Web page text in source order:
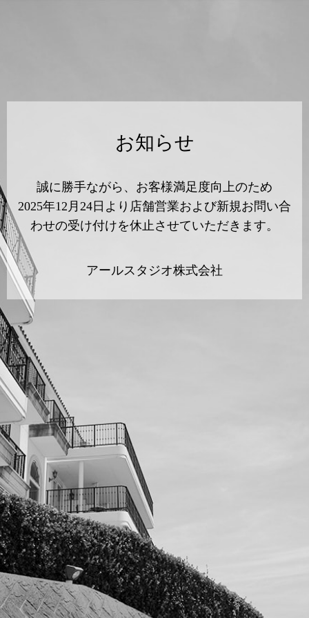
お知らせ
誠に勝手ながら、お客様満足度向上のため
2025年12月24日より店舗営業および新規お問い合
わせの受け付けを休止させていただきます。
アールスタジオ株式会社